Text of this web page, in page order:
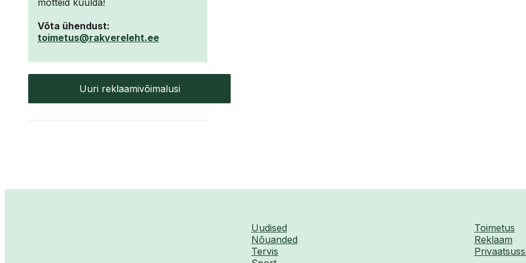
Võta ühendust:
toimetus@rakvereleht.ee
Uuri reklaamivõimalusi
Uudised
Nõuanded
Tervis
Toimetus
Reklaam